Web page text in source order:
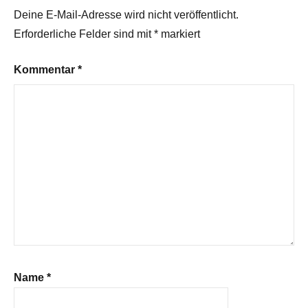
Deine E-Mail-Adresse wird nicht veröffentlicht.
Erforderliche Felder sind mit* markiert
Kommentar *
Name *